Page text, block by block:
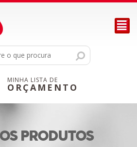
²
MINHA LISTA DE
ORÇAMENTO
PRODUTOS